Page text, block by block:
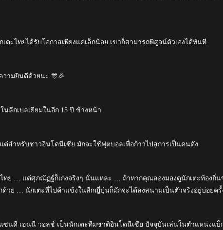
ตะไทยได้รับโอกาสเพียงแค่เล็กน้อย เขาก็สามารถพิสูจน์ตัวเองได้ทันที
ามยินดีด้วยนะ 🎊🎉
นลีกเบลเยียมในอีก 15 ปี ข้างหน้า
สำหรับชาวอินโดนีเซีย มักจะใช้ฟุตบอลเพื่อก้าวไปสู่การเป็นคนดัง
ไทย … แต่ศุภณัฏฐ์ก็เก่งจริงๆ นั่นแหละ … ถ้าหากคุณลองมองดูนักเตะท้องถิ่น
ด้วย … นักเตะที่ไปค้าแข้งในลีกญี่ปุ่นก็มักจะได้ลงสนามเป็นตัวจริงอยู่บ่อยครั้
ซนดี เฮนนี วอลช์ เป็นนักเตะทีมชาติอินโดนีเซีย ปัจจุบันเล่นในตำแหน่งแบ็